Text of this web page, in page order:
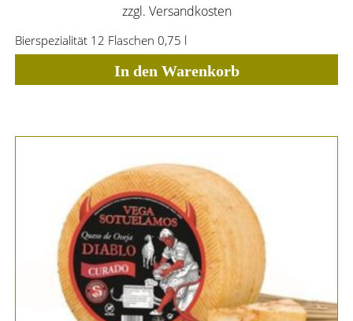
zzgl. Versandkosten
Bierspezialität 12 Flaschen 0,75 l
In den Warenkorb